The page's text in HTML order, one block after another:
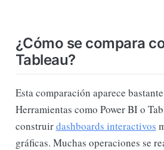
¿Cómo se compara
Tableau?
Esta comparación aparece
Herramientas como Power BI o
construirdashboards interactivos
gráficas. Muchas operaciones se